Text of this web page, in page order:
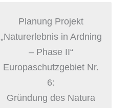
Planung Projekt
„Naturerlebnis in Ardning
– Phase II“
Europaschutzgebiet Nr.
6:
Gründung des Natura